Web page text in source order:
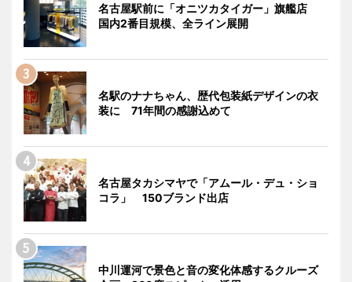
名古屋駅前に「オニツカタイガー」旗艦店
国内2番目規模、全ライン展開
名駅のナナちゃん、歴代包装紙デザインの衣
装に 71年間の感謝込めて
名古屋タカシマヤで「アムール・デュ・ショ
コラ」 150ブランド出店
中川運河で景色と音の変化体感するクルーズ